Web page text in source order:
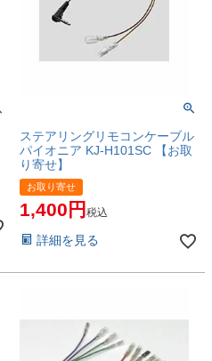
ステアリングリモコンケーブル
パイオニア KJ-H101SC 【お取
り寄せ】
お取り寄せ
1,400 税込
詳細を見る